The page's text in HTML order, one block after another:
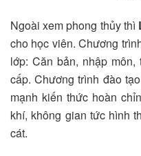
Ngoài xem phong thủy thì
cho học viên. Chương
lớp: Căn bản, nhập
cấp. Chương trình đào
mạnh kiến thức hoàn
khí, không gian tức hình
cát.